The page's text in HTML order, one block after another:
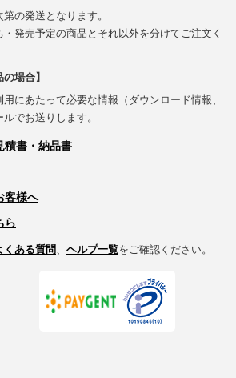
の発送となります。
発売予定の商品とそれ以外を分けてご注文く
場合】
にあたって必要な情報（ダウンロード情報、
でお送りします。
積書・納品書
客様へ
ら
くある質問 ヘルプ一覧をご確認ください。